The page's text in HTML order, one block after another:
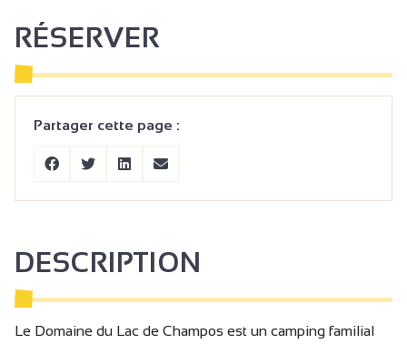
RÉSERVER
Partager cette page :
DESCRIPTION
Le Domaine du Lac de Champos est un camping familial